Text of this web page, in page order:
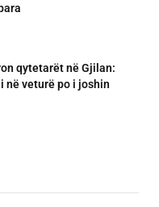
qytetarët në Gjilan:
në veturë po i joshin